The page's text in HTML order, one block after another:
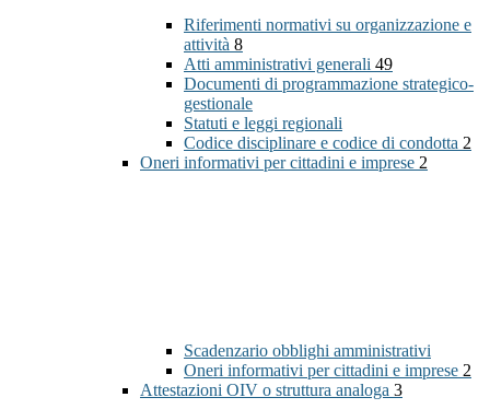
Riferimenti normativi su organizzazione e
attività 8
Atti amministrativi generali 49
Documenti di programmazione strategico-
gestionale
Statuti e leggi regionali
Codice disciplinare e codice di condotta 2
Oneri informativi per cittadini e imprese 2
Scadenzario obblighi amministrativi
Oneri informativi per cittadini e imprese 2
Attestazioni OIV o struttura analoga 3